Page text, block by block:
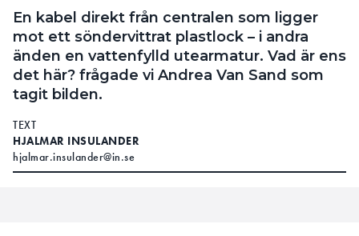
En kabel direkt från centralen som ligger
mot ett söndervittrat plastlock – i andra
änden en vattenfylld utearmatur. Vad är ens
det här? frågade vi Andrea Van Sand som
tagit bilden.
TEXT
HJALMAR INSULANDER
hjalmar.insulander@in.se